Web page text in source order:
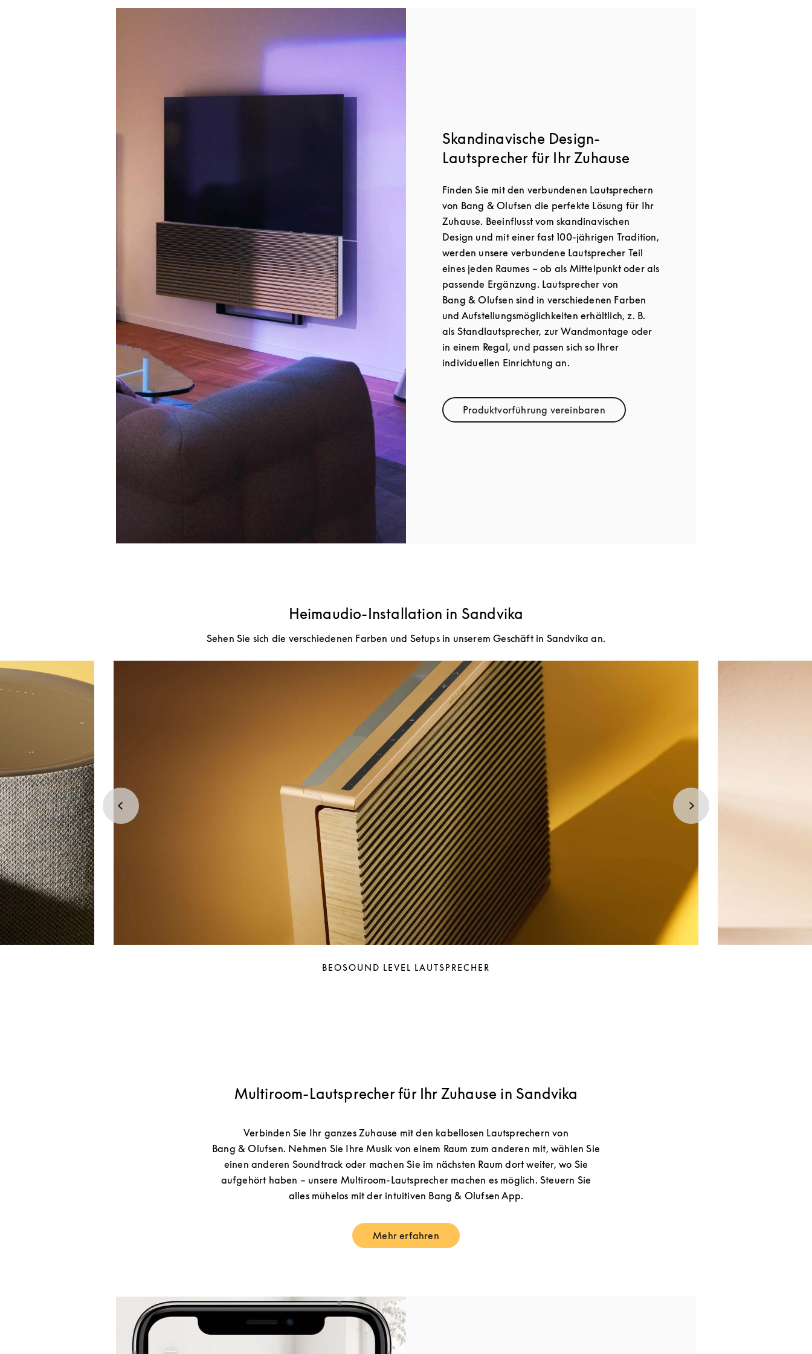
Skandinavische Design-
Lautsprecher für Ihr Zuhause
Finden Sie mit den verbundenen Lautsprechern
von Bang & Olufsen die perfekte Lösung für Ihr
Zuhause. Beeinflusst vom skandinavischen
Design und mit einer fast 100-jährigen Tradition,
werden unsere verbundene Lautsprecher Teil
eines jeden Raumes – ob als Mittelpunkt oder als
passende Ergänzung. Lautsprecher von
Bang & Olufsen sind in verschiedenen Farben
und Aufstellungsmöglichkeiten erhältlich, z. B.
als Standlautsprecher, zur Wandmontage oder
in einem Regal, und passen sich so Ihrer
individuellen Einrichtung an.
Produktvorführung vereinbaren
Link Opens in New Tab
Heimaudio-Installation in Sandvika
Sehen Sie sich die verschiedenen Farben und Setups in unserem Geschäft in Sandvika an.
BEOSOUND LEVEL LAUTSPRECHER
Multiroom-Lautsprecher für Ihr Zuhause in Sandvika
Verbinden Sie Ihr ganzes Zuhause mit den kabellosen Lautsprechern von
Bang & Olufsen. Nehmen Sie Ihre Musik von einem Raum zum anderen mit, wählen Sie
einen anderen Soundtrack oder machen Sie im nächsten Raum dort weiter, wo Sie
aufgehört haben – unsere Multiroom-Lautsprecher machen es möglich. Steuern Sie
alles mühelos mit der intuitiven Bang & Olufsen App.
Mehr erfahrenLink Opens in New Tab
Eventbild